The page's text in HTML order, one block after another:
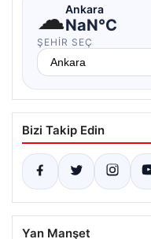
☁Ankara
NaN°C
ŞEHIR SEÇ
Bizi Takip Edin
Yan Manşet